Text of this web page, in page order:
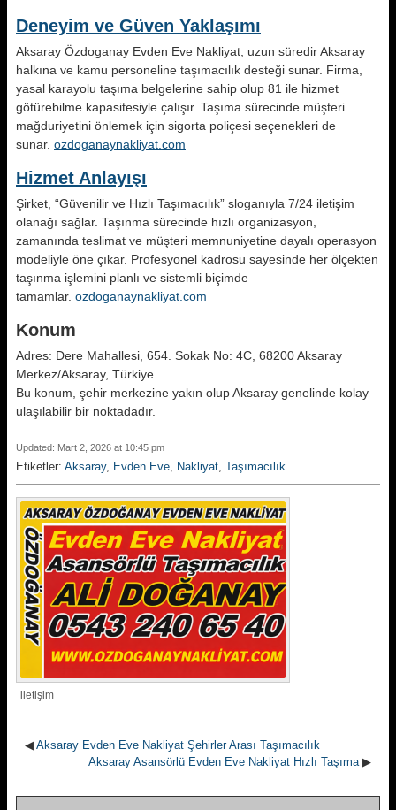
Deneyim ve Güven Yaklaşımı
Aksaray Özdoganay Evden Eve Nakliyat, uzun süredir Aksaray
halkına ve kamu personeline taşımacılık desteği sunar. Firma,
yasal karayolu taşıma belgelerine sahip olup 81 ile hizmet
götürebilme kapasitesiyle çalışır. Taşıma sürecinde müşteri
mağduriyetini önlemek için sigorta poliçesi seçenekleri de
sunar. ozdoganaynakliyat.com
Hizmet Anlayışı
Şirket, “Güvenilir ve Hızlı Taşımacılık” sloganıyla 7/24 iletişim
olanağı sağlar. Taşınma sürecinde hızlı organizasyon,
zamanında teslimat ve müşteri memnuniyetine dayalı operasyon
modeliyle öne çıkar. Profesyonel kadrosu sayesinde her ölçekten
taşınma işlemini planlı ve sistemli biçimde
tamamlar. ozdoganaynakliyat.com
Konum
Adres: Dere Mahallesi, 654. Sokak No: 4C, 68200 Aksaray
Merkez/Aksaray, Türkiye.
Bu konum, şehir merkezine yakın olup Aksaray genelinde kolay
ulaşılabilir bir noktadadır.
Updated: Mart 2, 2026 at 10:45 pm
Etiketler: Aksaray, Evden Eve Nakliyat Taşımacılık
iletişim
◀ Aksaray Evden Eve Nakliyat Şehirler Arası Taşımacılık
Aksaray Asansörlü Evden Eve Nakliyat Hızlı Taşıma ▶